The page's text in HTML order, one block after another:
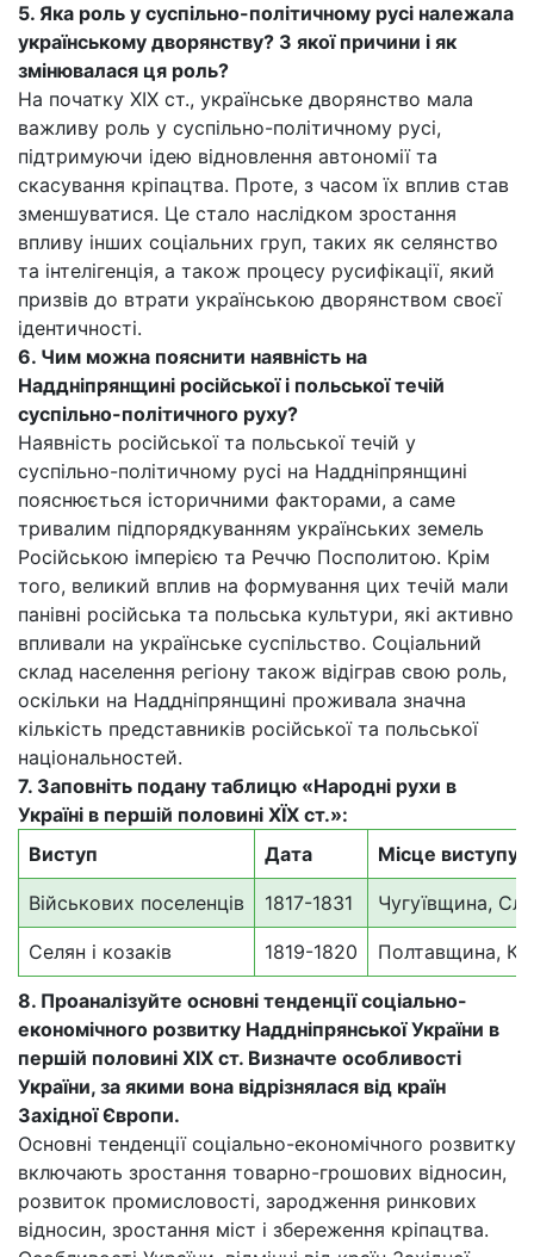
5. Яка роль у суспільно-політичному русі належала
українському дворянству? З якої причини і як
змінювалася ця роль?
На початку XIX ст., українське дворянство мала
важливу роль у суспільно-політичному русі,
підтримуючи ідею відновлення автономії та
скасування кріпацтва. Проте, з часом їх вплив став
зменшуватися. Це стало наслідком зростання
впливу інших соціальних груп, таких як селянство
та інтелігенція, а також процесу русифікації, який
призвів до втрати українською дворянством своєї
ідентичності.
6. Чим можна пояснити наявність на
Наддніпрянщині російської і польської течій
суспільно-політичного руху?
Наявність російської та польської течій у
суспільно-політичному русі на Наддніпрянщині
пояснюється історичними факторами, а саме
тривалим підпорядкуванням українських земель
Російською імперією та Реччю Посполитою. Крім
того, великий вплив на формування цих течій мали
панівні російська та польська культури, які активно
впливали на українське суспільство. Соціальний
склад населення регіону також відіграв свою роль,
оскільки на Наддніпрянщині проживала значна
кількість представників російської та польської
національностей.
7. Заповніть подану таблицю «Народні рухи в
Україні в першій половині ХЇХ ст.»:
Виступ
Дата Місце виступу
Військових поселенців 1817-1831 Чугуївщина,
Селян і козаків 1819-1820 Полтавщина,
8. Проаналізуйте основні тенденції соціально-
економічного розвитку Наддніпрянської України в
першій половині XIX ст. Визначте особливості
України, за якими вона відрізнялася від країн
Західної Європи.
Основні тенденції соціально-економічного розвитку
включають зростання товарно-грошових відносин,
розвиток промисловості, зародження ринкових
відносин, зростання міст і збереження кріпацтва.